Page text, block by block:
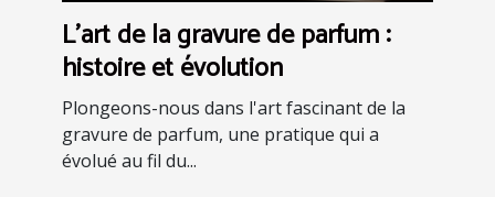
L'art de la gravure de parfum :
histoire et évolution
Plongeons-nous dans l'art fascinant de la
gravure de parfum, une pratique qui a
évolué au fil du...